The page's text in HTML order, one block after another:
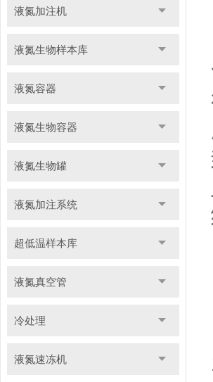
液氮加注机
液氮生物样本库
液氮容器
液氮生物容器
液氮生物罐
液氮加注系统
超低温样本库
液氮真空管
冷处理
液氮速冻机